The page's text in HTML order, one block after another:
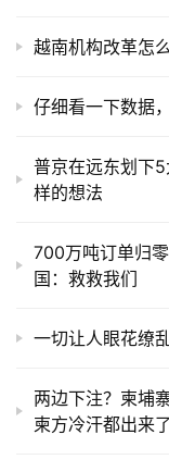
越南机构改革怎
仔细看一下数据
普京在远东划下
样的想法
700万吨订单归
国：救救我们
一切让人眼花缭
两边下注？柬埔
柬方冷汗都出来了